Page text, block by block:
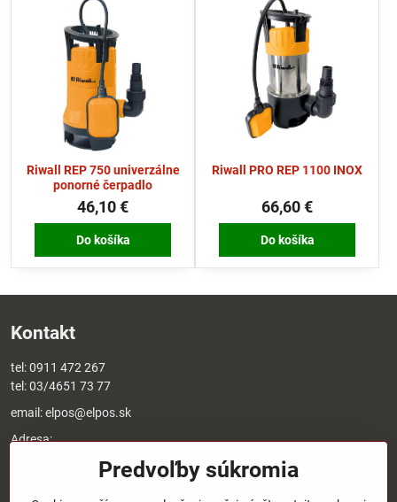
Riwall REP 750 univerzálne
ponorné čerpadlo
46,10 €
Do košíka
Riwall PRO REP 1100 INOX
66,60 €
Do košíka
Kontakt
tel:0911 472 267
tel:03/4651 73 77
email:elpos@elpos.sk
Adresa:
Predvoľby súkromia